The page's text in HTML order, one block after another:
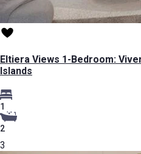
Eltiera Views 1-Bedroom:
Islands
1
2
3